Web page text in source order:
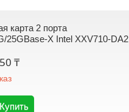
карта 2 порта
25GBase-X Intel XXV710-DA2
₸
Купить